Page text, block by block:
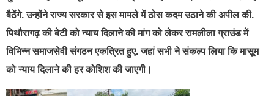
बैठेंगे. उन्होंने राज्य सरकार से इस मामले में ठोस कदम उठाने की अपील की.
पिथौरागढ़ की बेटी को न्याय दिलाने की मांग को लेकर रामलीला ग्राउंड में
विभिन्न समाजसेवी संगठन एकत्रित हुए. जहां सभी ने संकल्प लिया कि मासूम
को न्याय दिलाने की हर कोशिश की जाएगी।